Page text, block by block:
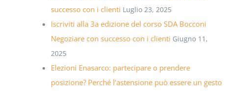
successo con i clienti Luglio 23, 2025
Iscriviti alla 3a edizione del corso SDA Bocconi
Negoziare con successo con i clienti Giugno 11,
2025
Elezioni Enasarco: partecipare o prendere
posizione? Perché l’astensione può essere un gesto